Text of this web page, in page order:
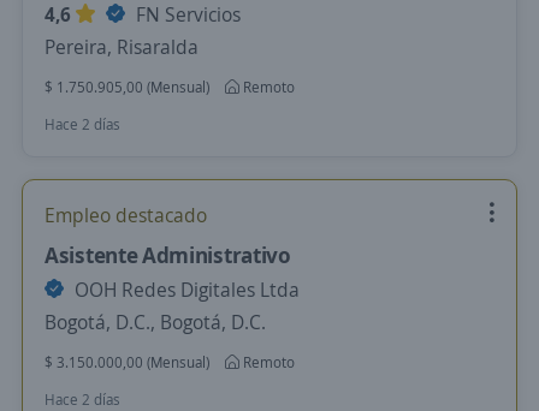
4,6
FN Servicios
Pereira, Risaralda
$ 1.750.905,00 (Mensual)
Remoto
Hace 2 días
Empleo destacado
Asistente Administrativo
OOH Redes Digitales Ltda
Bogotá, D.C., Bogotá, D.C.
$ 3.150.000,00 (Mensual)
Remoto
Hace 2 días